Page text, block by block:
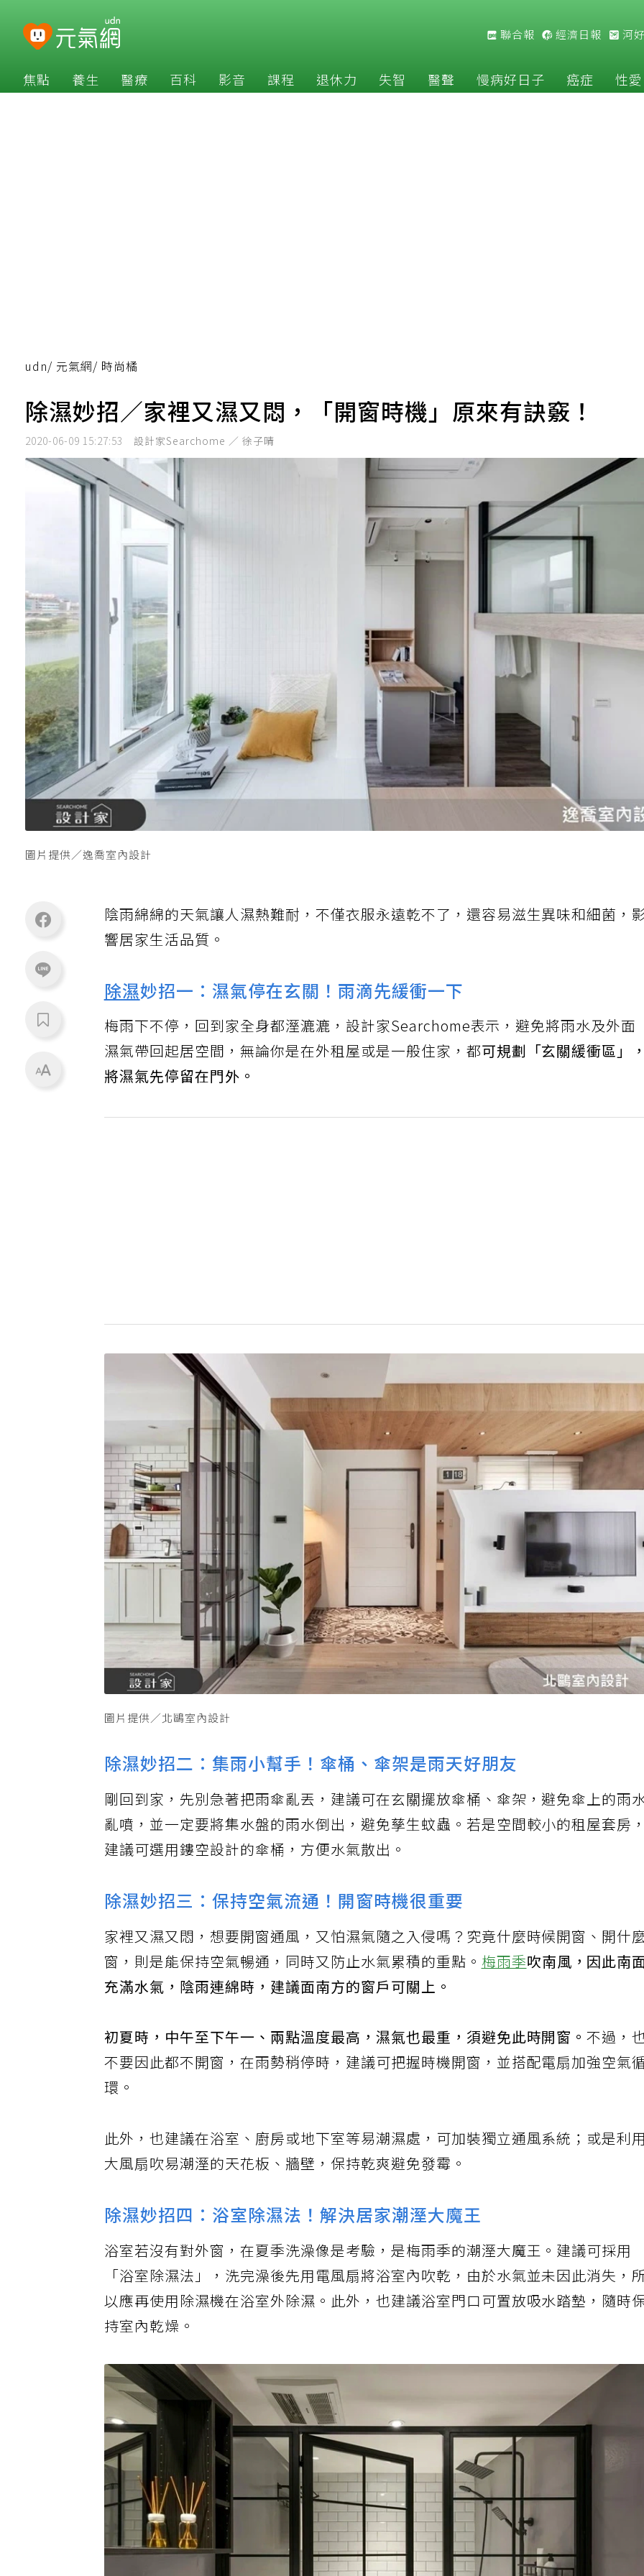
聯合報 經濟日報 河
焦點 養生 醫療 百科 影音 課程 退休力 失智 醫聲 慢病好日子 癌症 性愛
udn/ 元氣網/ 時尚橘
除濕妙招／家裡又濕又悶，「開窗時機」原來有訣竅！
2020-06-09 15:27:53 設計家Searchome ／ 徐子晴
圖片提供／逸喬室內設計
陰雨綿綿的天氣讓人濕熱難耐，不僅衣服永遠乾不了，還容易滋生異味和細菌，
響居家生活品質。
除濕妙招一：濕氣停在玄關！雨滴先緩衝一下
梅雨下不停，回到家全身都溼漉漉，設計家Searchome表示，避免將雨水及外面
濕氣帶回起居空間，無論你是在外租屋或是一般住家，都可規劃「玄關緩衝區」
將濕氣先停留在門外。
圖片提供／北鷗室內設計
除濕妙招二：集雨小幫手！傘桶、傘架是雨天好朋友
剛回到家，先別急著把雨傘亂丟，建議可在玄關擺放傘桶、傘架，避免傘上的雨
亂噴，並一定要將集水盤的雨水倒出，避免孳生蚊蟲。若是空間較小的租屋套房
建議可選用鏤空設計的傘桶，方便水氣散出。
除濕妙招三：保持空氣流通！開窗時機很重要
家裡又濕又悶，想要開窗通風，又怕濕氣隨之入侵嗎？究竟什麼時候開窗、開什
窗，則是能保持空氣暢通，同時又防止水氣累積的重點。梅雨季吹南風，因此南
充滿水氣，陰雨連綿時，建議面南方的窗戶可關上。
初夏時，中午至下午一、兩點溫度最高，濕氣也最重，須避免此時開窗。 不過，
不要因此都不開窗，在雨勢稍停時，建議可把握時機開窗，並搭配電扇加強空氣
環。
此外，也建議在浴室、廚房或地下室等易潮濕處，可加裝獨立通風系統；或是利
大風扇吹易潮溼的天花板、牆壁，保持乾爽避免發霉。
除濕妙招四：浴室除濕法！解決居家潮溼大魔王
浴室若沒有對外窗，在夏季洗澡像是考驗，是梅雨季的潮溼大魔王。建議可採用
「浴室除濕法」，洗完澡後先用電風扇將浴室內吹乾，由於水氣並未因此消失，
以應再使用除濕機在浴室外除濕。此外，也建議浴室門口可置放吸水踏墊，隨時
持室內乾燥。